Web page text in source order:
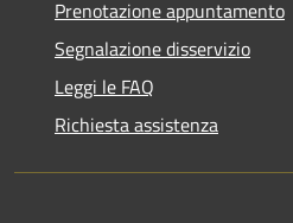
Prenotazione appuntamento
Segnalazione disservizio
Leggi le FAQ
Richiesta assistenza